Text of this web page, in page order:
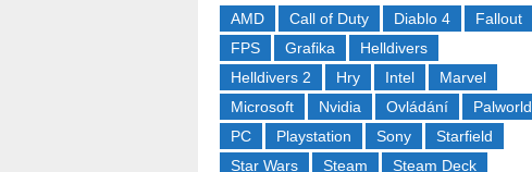
AMD Call of Duty Diablo 4
Fallout
FPS
Grafika
Helldivers
Helldivers 2
Hry Intel
Marvel
Microsoft
Nvidia Ovládání
Palworld
PC
Playstation Sony
Starfield
Star Wars
Steam
Steam Deck